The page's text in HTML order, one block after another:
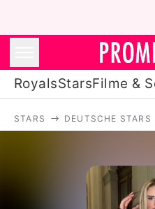
RoyalsStarsFilme &
Filme
STARS DEUTSCHE STARS